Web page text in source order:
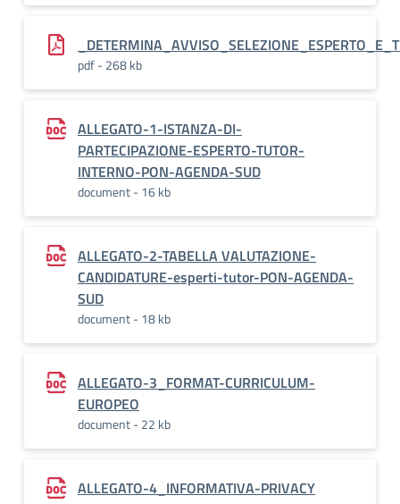
pdf - 268 kb
ALLEGATO-1-ISTANZA-DI-
PARTECIPAZIONE-ESPERTO-TUTOR-
INTERNO-PON-AGENDA-SUD
document - 16 kb
ALLEGATO-2-TABELLA VALUTAZIONE-
CANDIDATURE-esperti-tutor-PON-AGENDA-
SUD
document - 18 kb
ALLEGATO-3_FORMAT-CURRICULUM-
EUROPEO
document - 22 kb
ALLEGATO-4_INFORMATIVA-PRIVACY